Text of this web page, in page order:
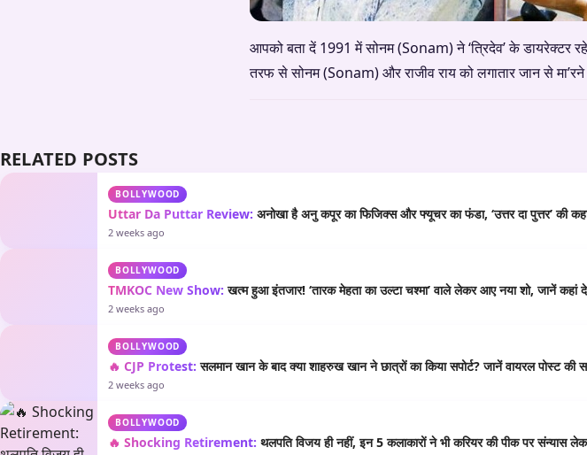
आपको बता दें 1991 में सोनम (Sonam) ने ‘त्रिदेव’ के डायरेक्टर
तरफ से सोनम (Sonam) और राजीव राय को लगातार जान से
RELATED POSTS
BOLLYWOOD
Uttar Da Puttar Review: अनोखा है अनु कपूर का फिजिक्स और फ्यूचर का फंडा, ‘उत्तर दा पुत्तर’ की
2 weeks ago
BOLLYWOOD
TMKOC New Show: खत्म हुआ इंतजार! ‘तारक मेहता का उल्टा चश्मा’ वाले लेकर आए नया शो, जानें
2 weeks ago
BOLLYWOOD
🔥 CJP Protest: सलमान खान के बाद क्या शाहरुख खान ने छात्रों का किया सपोर्ट? जानें वायरल पोस्ट की
2 weeks ago
BOLLYWOOD
🔥 Shocking Retirement: थलपति विजय ही नहीं, इन 5 कलाकारों ने भी करियर की पीक पर संन्यास